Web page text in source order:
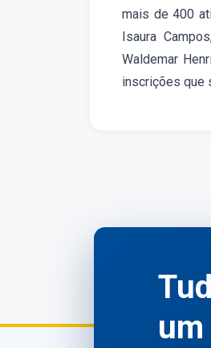
mais de 400
Isaura
Waldemar
inscrições que
um